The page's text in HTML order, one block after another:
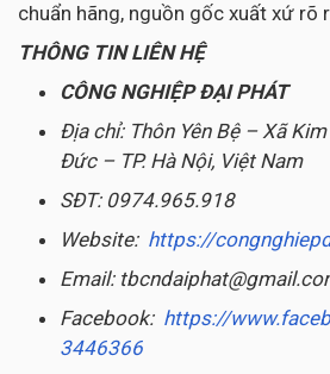
chuẩn hãng, nguồn gốc xuất xứ rõ
THÔNG TIN LIÊN HỆ
CÔNG NGHIỆP ĐẠI PHÁT
Địa chỉ: Thôn Yên Bệ – Xã
Đức – TP. Hà Nội, Việt Nam
SĐT: 0974.965.918
Website: https://
Email:
Facebook: https://
3446366